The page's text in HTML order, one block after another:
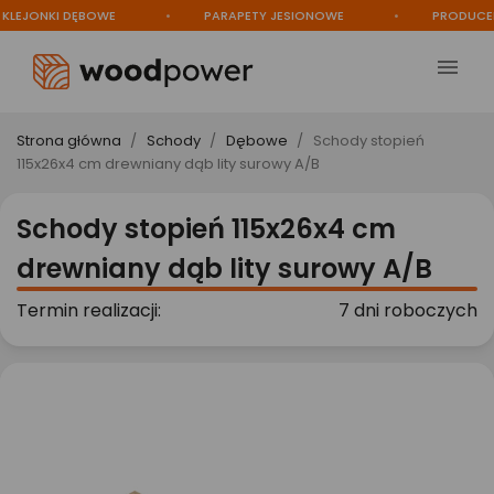
DĘBOWE PARAPETY JESIONOWE PRODUCENT

Strona główna Schody Dębowe
Schody stopień
115x26x4 cm drewniany dąb lity surowy A/B
Schody stopień 115x26x4 cm
drewniany dąb lity surowy A/B
Termin realizacji: 7 dni roboczych